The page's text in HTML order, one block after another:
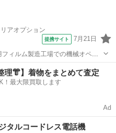
アオプション
提携サイト 7月21日
ィルム製造工場での機械オペレ
機械操作、 細かい物を検査する作
あります。 機械熱で暑い職場も
理👘】着物をまとめて査定
！最大限買取します
Ad
デジタルコードレス電話機